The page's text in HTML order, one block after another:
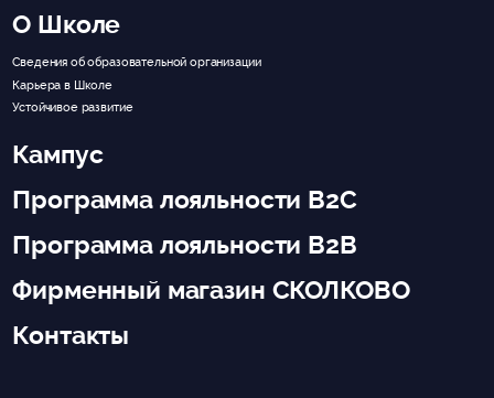
О Школе
Сведения об образовательной организации
Карьера в Школе
Устойчивое развитие
Кампус
Программа лояльности B2C
Программа лояльности B2B
Фирменный магазин СКОЛКОВО
Контакты